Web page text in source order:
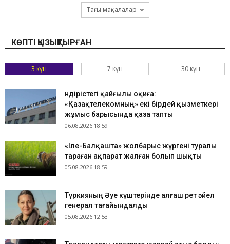
Тағы мақалалар
КӨПТІ ҚЫЗЫҚТЫРҒАН
3 күн 7 күн 30 күн
Өндірістегі қайғылы оқиға:
«Қазақтелекомның» екі бірдей қызметкері
жұмыс барысында қаза тапты
06.08.2026 18:59
«Іле-Балқашта» жолбарыс жүргені туралы
тараған ақпарат жалған болып шықты
05.08.2026 18:59
Түркияның Әуе күштерінде алғаш рет әйел
генерал тағайындалды
05.08.2026 12:53